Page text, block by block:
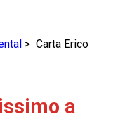
> Carta Erico
a